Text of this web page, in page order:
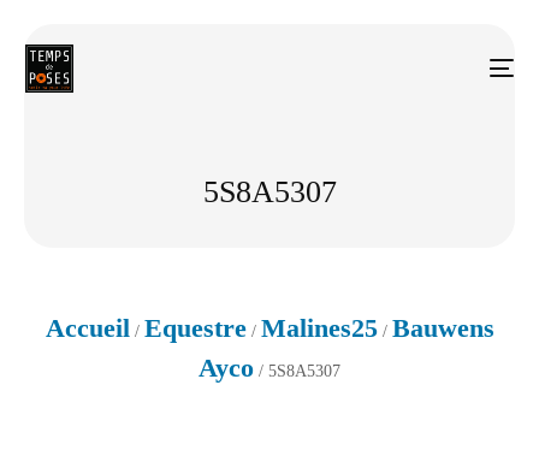
5S8A5307
Accueil / Equestre/ Malines25/ Bauwens
Ayco / 5S8A5307